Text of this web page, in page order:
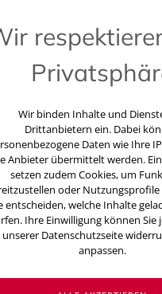
GMBH
Skin Zinkoxid
Wir binden Inhalte und
Drittanbietern ein. Dabei
Daten wie Ihre
Anbieter übermittelt werden.
setzen zudem Cookies, um
oder Nutzungsprofile
entscheiden, welche Inhalte
Ihre Einwilligung können Sie
unserer Datenschutzseite
anpassen.